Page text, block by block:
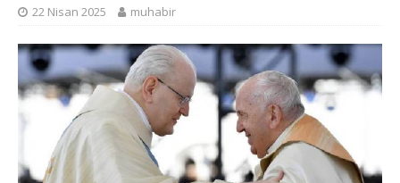
22 Nisan 2025 muhabir